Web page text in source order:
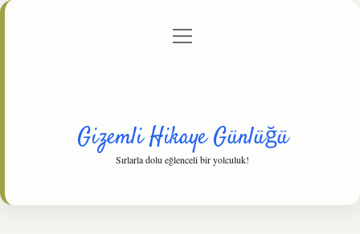
Gizlilik Politikası
menüyü
Gizemli Hikaye Günlüğü
Sırlarla dolu eğlenceli bir yolculuk!